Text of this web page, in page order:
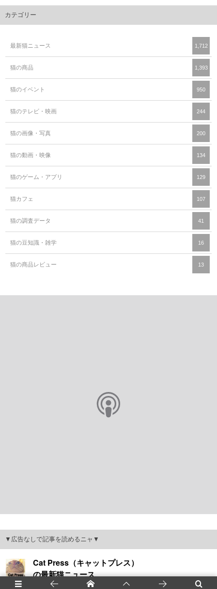
カテゴリー
最新猫ニュース 1,712
猫の商品 1,393
猫のイベント 950
猫のテレビ・映画 244
猫の画像・写真 200
猫の動画・映像 134
猫のゲーム・アプリ 129
猫カフェ 107
猫の調査データ 41
猫の豆知識・雑学 16
猫の商品レビュー 13
▼広告なしで記事を読めるニャ▼